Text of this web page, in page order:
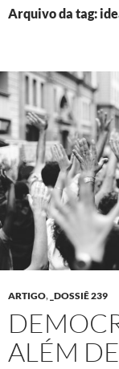
Arquivo da tag:
ARTIGO, _DOSSIÊ 239
ALÉM